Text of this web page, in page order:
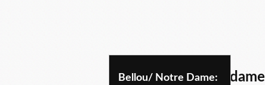
restauration notre dame
Bellou/ Notre Dame: